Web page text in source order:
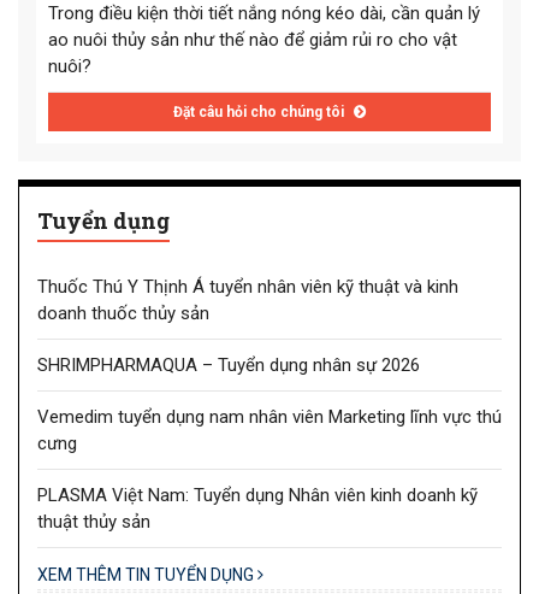
Trong điều kiện thời tiết nắng nóng kéo dài, cần quản lý
ao nuôi thủy sản như thế nào để giảm rủi ro cho vật
nuôi?
Đặt câu hỏi cho chúng tôi
Tuyển dụng
Thuốc Thú Y Thịnh Á tuyển nhân viên kỹ thuật và kinh
doanh thuốc thủy sản
SHRIMPHARMAQUA – Tuyển dụng nhân sự 2026
Vemedim tuyển dụng nam nhân viên Marketing lĩnh vực thú
cưng
PLASMA Việt Nam: Tuyển dụng Nhân viên kinh doanh kỹ
thuật thủy sản
XEM THÊM TIN TUYỂN DỤNG